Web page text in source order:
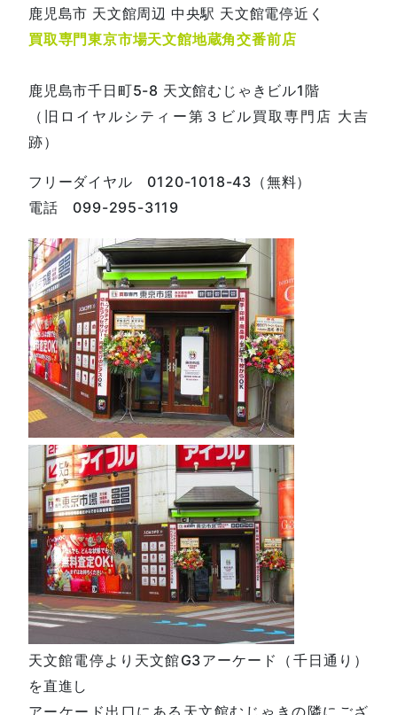
鹿児島市 天文館周辺 中央駅 天文館電停近く
買取専門東京市場天文館地蔵角交番前店
鹿児島市千日町5-8 天文館むじゃきビル1階
（旧ロイヤルシティー第３ビル買取専門店 大吉
跡）
フリーダイヤル 0120-1018-43（無料）
電話 099-295-3119
天文館電停より天文館G3アーケード（千日通り）
を直進し
アーケード出口にある天文館むじゃきの隣にござ